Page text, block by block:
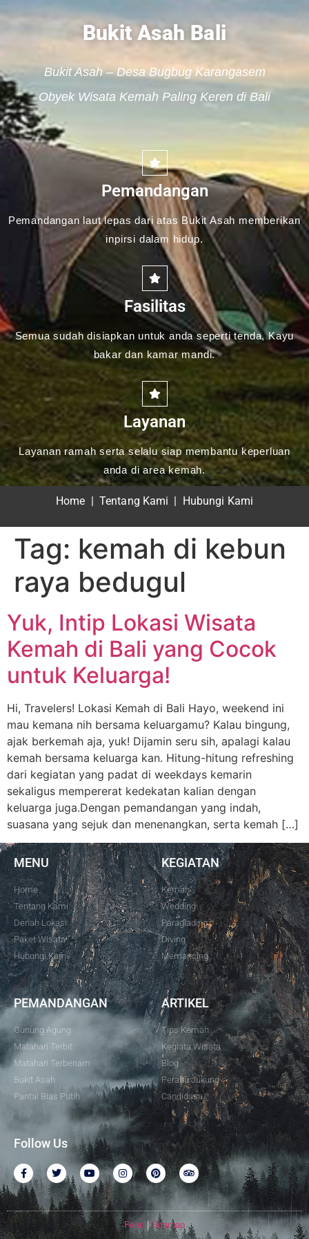
Bukit Asah Bali
Bukit Asah – Desa Bugbug Karangasem
Obyek Wisata Kemah Paling Keren di Bali
Pemandangan
Pemandangan laut lepas dari atas Bukit Asah memberikan
inpirsi dalam hidup.
Fasilitas
Semua sudah disiapkan untuk anda seperti tenda, Kayu
bakar dan kamar mandi.
Layanan
Layanan ramah serta selalu siap membantu keperluan
anda di area kemah.
Home Tentang Kami Hubungi Kami
Tag: kemah di kebun
raya bedugul
Yuk, Intip Lokasi Wisata
Kemah di Bali yang Cocok
untuk Keluarga!
Hi, Travelers! Lokasi Kemah di Bali Hayo, weekend ini
mau kemana nih bersama keluargamu? Kalau bingung,
ajak berkemah aja, yuk! Dijamin seru sih, apalagi kalau
kemah bersama keluarga kan. Hitung-hitung refreshing
dari kegiatan yang padat di weekdays kemarin
sekaligus mempererat kedekatan kalian dengan
keluarga juga.Dengan pemandangan yang indah,
suasana yang sejuk dan menenangkan, serta kemah […]
MENU
Home
Tentang Kami
Denah Lokasi
Paket Wisata
Hubungi Kami
KEGIATAN
Kemah
Wedding
Paraglading
Diving
Memancing
PEMANDANGAN
Gunung Agung
Matahari Terbit
Matahari Terbenam
Bukit Asah
Pantai Bias Putih
ARTIKEL
Tips Kemah
Kegiata Wisata
Blog
Perahu Jukung
Candidasa
Follow Us
Feed|Sitemap